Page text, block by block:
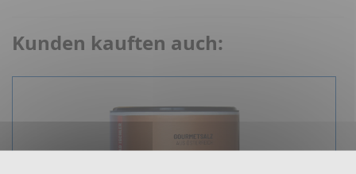
Kunden kauften auch: